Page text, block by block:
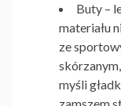
Buty –
materiału
ze
myśli